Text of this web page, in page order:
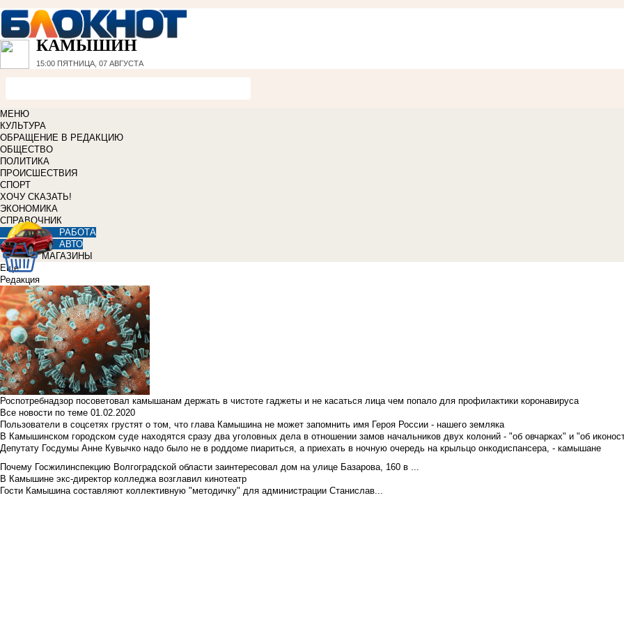
КАМЫШИН
15:00 ПЯТНИЦА, 07 АВГУСТА
МЕНЮ
КУЛЬТУРА
ОБРАЩЕНИЕ В РЕДАКЦИЮ
ОБЩЕСТВО
ПОЛИТИКА
ПРОИСШЕСТВИЯ
СПОРТ
ХОЧУ СКАЗАТЬ!
ЭКОНОМИКА
СПРАВОЧНИК
РАБОТА
АВТО
МАГАЗИНЫ
Еще
Редакция
Роспотребнадзор посоветовал камышанам держать в чистоте гаджеты и не касаться лица чем попало для профилактики коронавируса
Все новости по теме 01.02.2020
Пользователи в соцсетях грустят о том, что глава Камышина не может запомнить имя Героя России - нашего земляка
В Камышинском городском суде находятся сразу два уголовных дела в отношении замов начальников двух колоний - "об овчарках" и "об
Депутату Госдумы Анне Кувычко надо было не в роддоме пиариться, а приехать в ночную очередь на крыльцо онкодиспансера, - камышане
Почему Госжилинспекцию Волгоградской области заинтересовал дом на улице Базарова, 160 в ...
В Камышине экс-директор колледжа возглавил кинотеатр
Гости Камышина составляют коллективную "методичку" для администрации Станислав...